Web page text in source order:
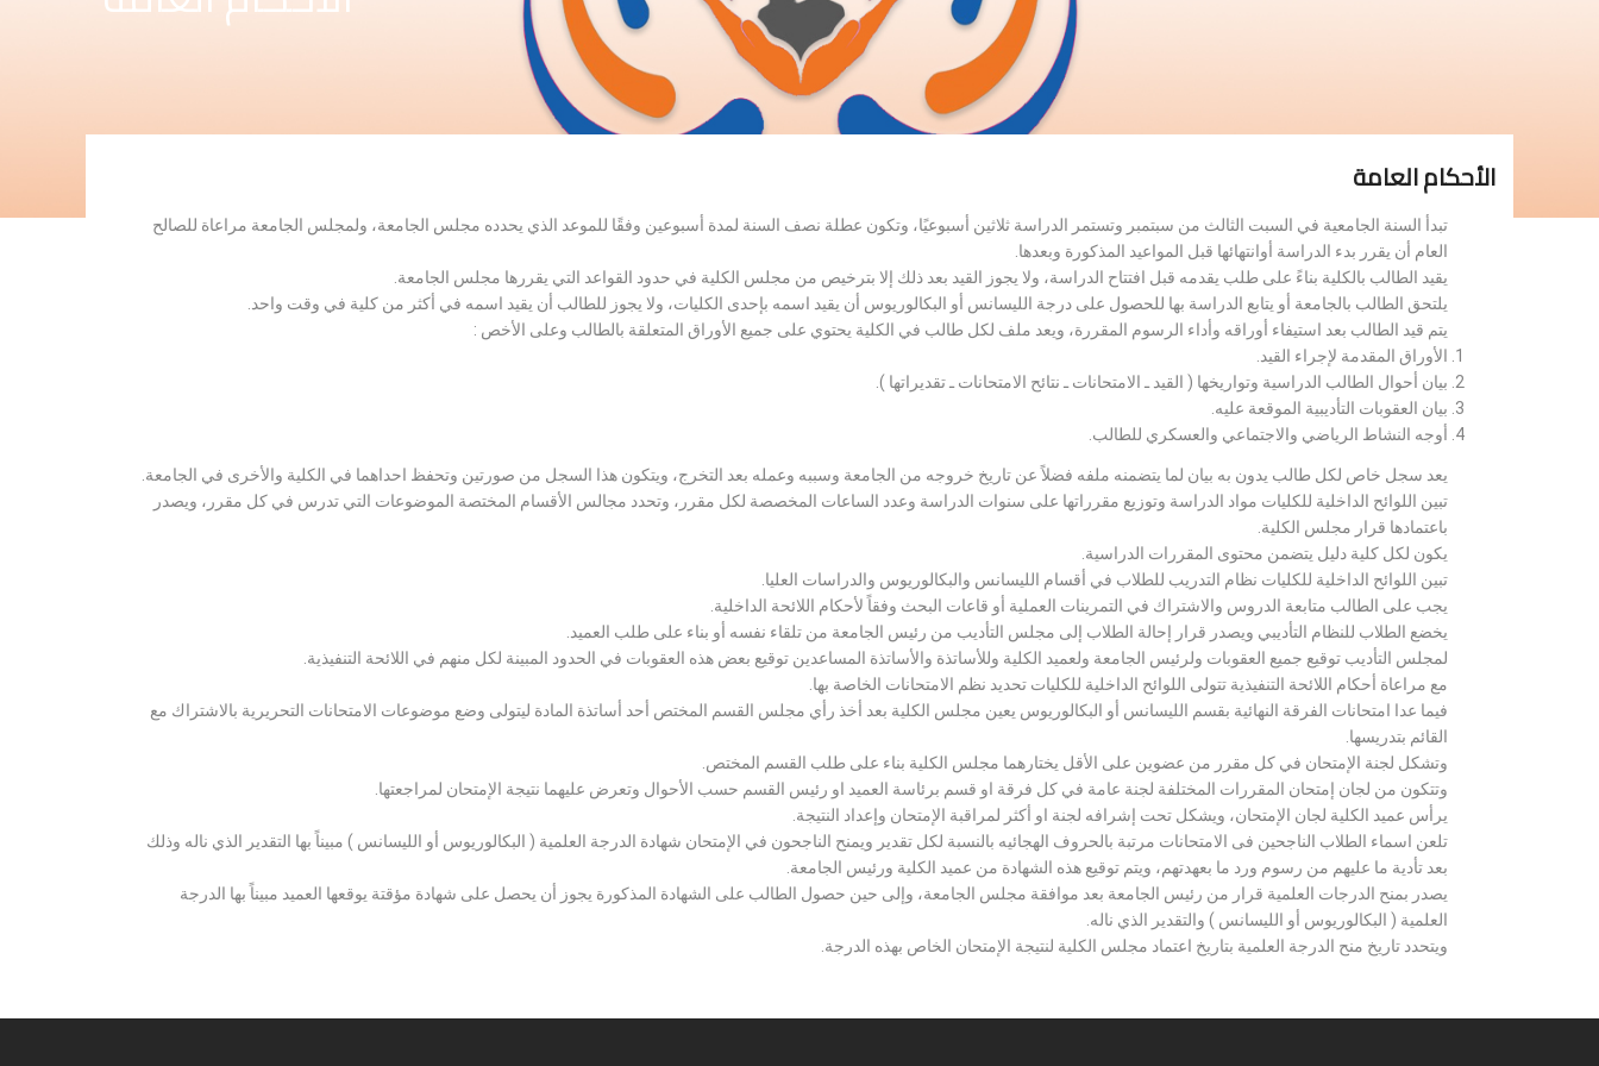
الأحكام العامة
تبدأ السنة الجامعية في السبت الثالث من سبتمبر وتستمر الدراسة ثلاثين أسبوعيًا، وتكون عطلة نصف السنة لمدة أسبوعين وفقًا للموعد الذي يحدده مجلس الجامعة، ولمجلس الجامعة مراعاة للصالح
العام أن يقرر بدء الدراسة أوانتهائها قبل المواعيد المذكورة وبعدها.
يقيد الطالب بالكلية بناءً على طلب يقدمه قبل افتتاح الدراسة، ولا يجوز القيد بعد ذلك إلا بترخيص من مجلس الكلية في حدود القواعد التي يقررها مجلس الجامعة.
يلتحق الطالب بالجامعة أو يتابع الدراسة بها للحصول على درجة الليسانس أو البكالوريوس أن يقيد اسمه بإحدى الكليات، ولا يجوز للطالب أن يقيد اسمه في أكثر من كلية في وقت واحد.
يتم قيد الطالب بعد استيفاء أوراقه وأداء الرسوم المقررة، ويعد ملف لكل طالب في الكلية يحتوي على جميع الأوراق المتعلقة بالطالب وعلى الأخص :
الأوراق المقدمة لإجراء القيد.
بيان أحوال الطالب الدراسية وتواريخها ( القيد ـ الامتحانات ـ نتائح الامتحانات ـ تقديراتها ).
بيان العقوبات التأديبية الموقعة عليه.
أوجه النشاط الرياضي والاجتماعي والعسكري للطالب.
يعد سجل خاص لكل طالب يدون به بيان لما يتضمنه ملفه فضلاً عن تاريخ خروجه من الجامعة وسببه وعمله بعد التخرج، ويتكون هذا السجل من صورتين وتحفظ احداهما في الكلية والأخرى في الجامعة.
تبين اللوائح الداخلية للكليات مواد الدراسة وتوزيع مقرراتها على سنوات الدراسة وعدد الساعات المخصصة لكل مقرر، وتحدد مجالس الأقسام المختصة الموضوعات التي تدرس في كل مقرر، ويصدر
باعتمادها قرار مجلس الكلية.
يكون لكل كلية دليل يتضمن محتوى المقررات الدراسية.
تبين اللوائح الداخلية للكليات نظام التدريب للطلاب في أقسام الليسانس والبكالوريوس والدراسات العليا.
يجب على الطالب متابعة الدروس والاشتراك في التمرينات العملية أو قاعات البحث وفقاً لأحكام اللائحة الداخلية.
يخضع الطلاب للنظام التأديبي ويصدر قرار إحالة الطلاب إلى مجلس التأديب من رئيس الجامعة من تلقاء نفسه أو بناء على طلب العميد.
لمجلس التأديب توقيع جميع العقوبات ولرئيس الجامعة ولعميد الكلية وللأساتذة والأساتذة المساعدين توقيع بعض هذه العقوبات في الحدود المبينة لكل منهم في اللائحة التنفيذية.
مع مراعاة أحكام اللائحة التنفيذية تتولى اللوائح الداخلية للكليات تحديد نظم الامتحانات الخاصة بها.
فيما عدا امتحانات الفرقة النهائية بقسم الليسانس أو البكالوريوس يعين مجلس الكلية بعد أخذ رأي مجلس القسم المختص أحد أساتذة المادة ليتولى وضع موضوعات الامتحانات التحريرية بالاشتراك مع
القائم بتدريسها.
وتشكل لجنة الإمتحان في كل مقرر من عضوين على الأقل يختارهما مجلس الكلية بناء على طلب القسم المختص.
وتتكون من لجان إمتحان المقررات المختلفة لجنة عامة في كل فرقة او قسم برئاسة العميد او رئيس القسم حسب الأحوال وتعرض عليهما نتيجة الإمتحان لمراجعتها.
يرأس عميد الكلية لجان الإمتحان، ويشكل تحت إشرافه لجنة او أكثر لمراقبة الإمتحان وإعداد النتيجة.
تلعن اسماء الطلاب الناجحين فى الامتحانات مرتبة بالحروف الهجائيه بالنسبة لكل تقدير ويمنح الناجحون في الإمتحان شهادة الدرجة العلمية ( البكالوريوس أو الليسانس ) مبيناً بها التقدير الذي ناله وذلك
بعد تأدية ما عليهم من رسوم ورد ما بعهدتهم، ويتم توقيع هذه الشهادة من عميد الكلية ورئيس الجامعة.
يصدر بمنح الدرجات العلمية قرار من رئيس الجامعة بعد موافقة مجلس الجامعة، وإلى حين حصول الطالب على الشهادة المذكورة يجوز أن يحصل على شهادة مؤقتة يوقعها العميد مبيناً بها الدرجة
العلمية ( البكالوريوس أو الليسانس ) والتقدير الذي ناله.
ويتحدد تاريخ منح الدرجة العلمية بتاريخ اعتماد مجلس الكلية لنتيجة الإمتحان الخاص بهذه الدرجة.